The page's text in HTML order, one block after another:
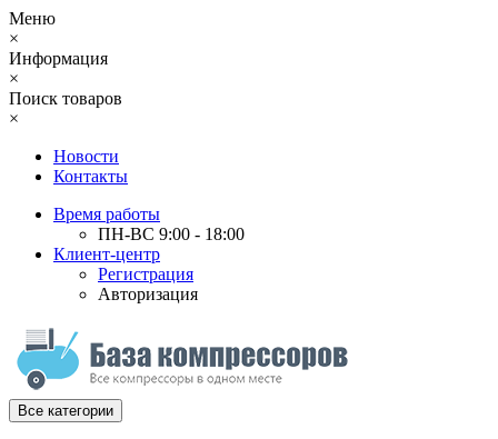
Меню
×
Информация
×
Поиск товаров
×
Новости
Контакты
Время работы
ПН-ВС 9:00 - 18:00
Клиент-центр
Регистрация
Авторизация
Все категории